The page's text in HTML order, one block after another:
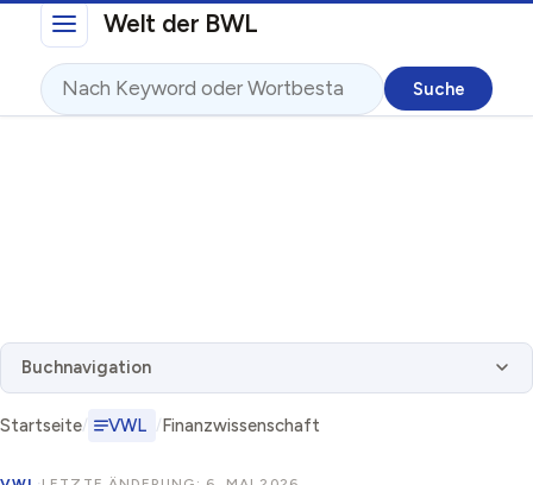
Direkt zum InhaltWelt der BWL
Suche
Buchnavigation
Startseite VWL Finanzwissenschaft